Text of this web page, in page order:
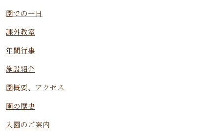
園での一日
課外教室
年間行事
施設紹介
園概要、アクセス
園の歴史
入園のご案内